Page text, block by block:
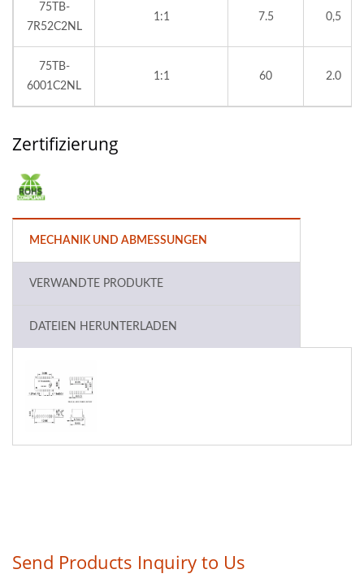
75TB-
7R52C2NL
1:1 7.5 0,5
75TB-
6001C2NL
1:1 60 2.0
Zertifizierung
MECHANIK UND ABMESSUNGEN
VERWANDTE PRODUKTE
DATEIEN HERUNTERLADEN